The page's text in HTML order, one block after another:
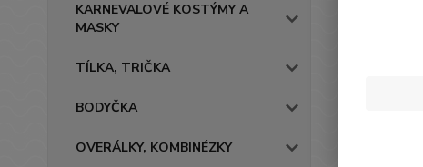
KARNEVALOVÉ KOSTÝMY A
MASKY
TÍLKA, TRIČKA
BODYČKA
OVERÁLKY, KOMBINÉZKY